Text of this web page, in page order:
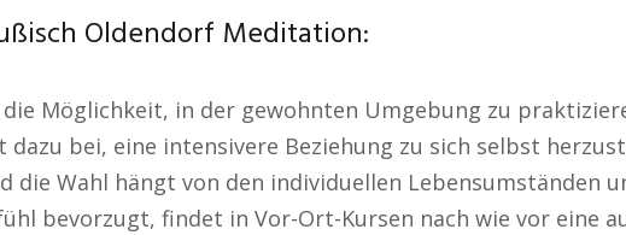
Oldendorf Meditation:
Möglichkeit, in der gewohnten Umgebung zu
bei, eine intensivere Beziehung zu sich selbst
die Wahl hängt von den individuellen Lebensumständen
bevorzugt, findet in Vor-Ort-Kursen nach wie vor eine